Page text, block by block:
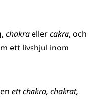
chakraellercakra, och
ett livshjul inom
ett chakra, chakrat,